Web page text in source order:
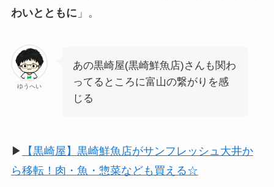
わいとともに 」。
ゆうへい
あの黒崎屋(黒崎鮮魚店)さんも関わ
ってるところに富山の繋がりを感
じる
▶︎
【黒崎屋】黒崎鮮魚店がサンフレッシュ大井か
ら移転！肉・魚・惣菜なども買える☆